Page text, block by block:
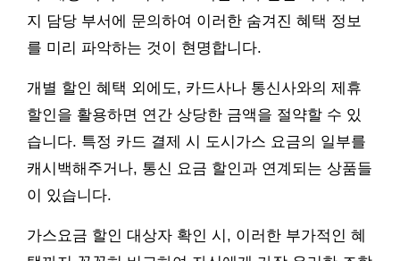
지 담당 부서에 문의하여 이러한 숨겨진 혜택 정보
를 미리 파악하는 것이 현명합니다.
개별 할인 혜택 외에도, 카드사나 통신사와의 제휴
할인을 활용하면 연간 상당한 금액을 절약할 수 있
습니다. 특정 카드 결제 시 도시가스 요금의 일부를
캐시백해주거나, 통신 요금 할인과 연계되는 상품들
이 있습니다.
가스요금 할인 대상자 확인 시, 이러한 부가적인 혜